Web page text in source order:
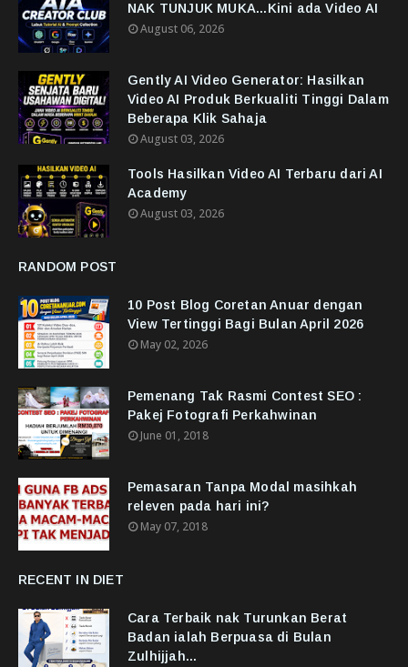
NAK TUNJUK MUKA...Kini ada Video AI
August 06, 2026
Gently AI Video Generator: Hasilkan
Video AI Produk Berkualiti Tinggi Dalam
Beberapa Klik Sahaja
August 03, 2026
Tools Hasilkan Video AI Terbaru dari AI
Academy
August 03, 2026
RANDOM POST
10 Post Blog Coretan Anuar dengan
View Tertinggi Bagi Bulan April 2026
May 02, 2026
Pemenang Tak Rasmi Contest SEO :
Pakej Fotografi Perkahwinan
June 01, 2018
Pemasaran Tanpa Modal masihkah
releven pada hari ini?
May 07, 2018
RECENT IN DIET
Cara Terbaik nak Turunkan Berat
Badan ialah Berpuasa di Bulan
Zulhijjah...